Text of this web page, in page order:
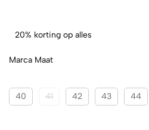
20% korting op alles
Marca Maat
40 41 42 43 44